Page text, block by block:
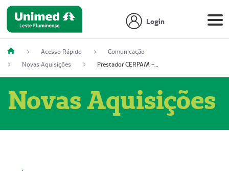
Login
Acesso Rápido
Comunicação
Novas Aquisições
Prestador CERPAM – Centro de Reabilitação S/S Ltda-ME (52004274-8)
Novas Aquisições